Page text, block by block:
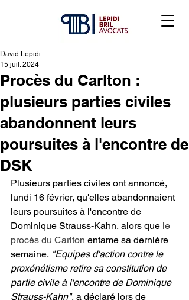
Procès du Carlton :
plusieurs parties civiles
abandonnent leurs
poursuites à l'encontre de
DSK
David Lepidi
15 juil. 2024
Plusieurs parties civiles ont annoncé,
lundi 16 février, qu'elles abandonnaient
leurs poursuites à l'encontre de
Dominique Strauss-Kahn, alors que le
procès du Carlton entame sa dernière
semaine. "Equipes d'action contre le
proxénétisme retire sa constitution de
partie civile à l'encontre de Dominique
Strauss-Kahn", a déclaré lors de